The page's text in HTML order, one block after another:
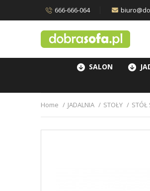
666-666-064
SALON
Home JADALNIA STOŁY STÓŁ